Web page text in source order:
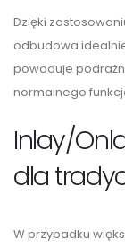
Dzięki
odbudowa
powoduje
normalnego
Inlay/
dla
W przypadku